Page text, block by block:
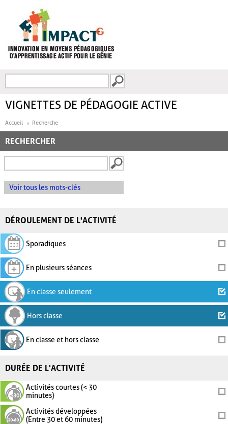
FORMULAIRE DE
VIGNETTES DE PÉDAGOGIE ACTIVE
Accueil Recherche
RECHERCHER
Voir tous les mots-clés
DÉROULEMENT DE L'ACTIVITÉ
Sporadiques
En plusieurs séances
En classe seulement
Hors classe
En classe et hors classe
DURÉE DE L'ACTIVITÉ
Activités courtes (< 30
minutes)
Activités développées
(Entre 30 et 60 minutes)